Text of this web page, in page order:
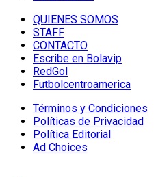
QUIENES SOMOS
STAFF
CONTACTO
Escribe en Bolavip
RedGol
Futbolcentroamerica
Términos y Condiciones
Políticas de Privacidad
Política Editorial
Ad Choices